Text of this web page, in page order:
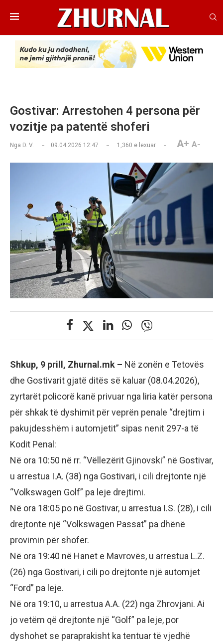
Gostivar: Arrestohen 4 persona për
vozitje pa patentë shoferi
Nga D. V. 09.04.2026 12:47 1,360 e lexuar A+ A-
Shkup, 9 prill, Zhurnal.mk – Në zonën e Tetovës
dhe Gostivarit gjatë ditës së kaluar (08.04.2026),
zyrtarët policorë kanë privuar nga liria katër persona
për shkak të dyshimit për veprën penale “drejtim i
pakujdesshëm i automjetit” sipas nenit 297-a të
Kodit Penal:
​Në ora 10:50 në rr. “Vëllezërit Gjinovski” në Gostivar,
u arrestua I.A. (38) nga Gostivari, i cili drejtonte një
“Volkswagen Golf” pa leje drejtimi.
​Në ora 18:05 po në Gostivar, u arrestua I.S. (28), i cili
drejtonte një “Volkswagen Passat” pa dhënë
provimin për shofer.
​Në ora 19:40 në Hanet e Mavrovës, u arrestua L.Z.
(26) nga Gostivari, i cili po drejtonte një automjet
“Ford” pa leje.
​Në ora 19:10, u arrestua A.A. (22) nga Zhrovjani. Ai
jo vetëm që drejtonte një “Golf” pa leje, por
dyshohet se paraprakisht ka tentuar të vjedhë